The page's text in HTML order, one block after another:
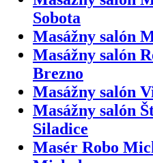
Sobota
Masážny salón
Masážny salón
Brezno
Masážny salón
Masážny salón
Siladice
Masér Robo